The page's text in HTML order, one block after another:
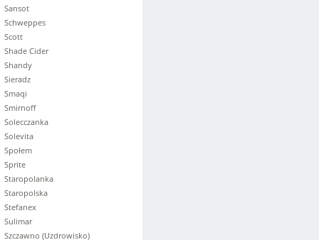
Sansot
Schweppes
Scott
Shade Cider
Shandy
Sieradz
Smaqi
Smirnoff
Solecczanka
Solevita
Społem
Sprite
Staropolanka
Staropolska
Stefanex
Sulimar
Szczawno (Uzdrowisko)